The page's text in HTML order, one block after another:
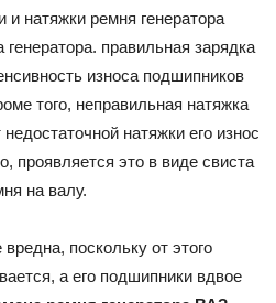
и натяжки ремня генератора
правильная зарядка
износа подшипников
того, неправильная натяжка
натяжки его износ
проявляется это в виде свиста
на валу.
поскольку от этого
а его подшипники вдвое